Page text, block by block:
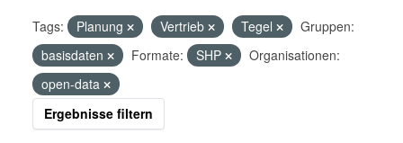
Tags: Planung Vertrieb Tegel
Gruppen:
basisdaten
Formate: SHP
Organisationen:
open-data
Ergebnisse filtern